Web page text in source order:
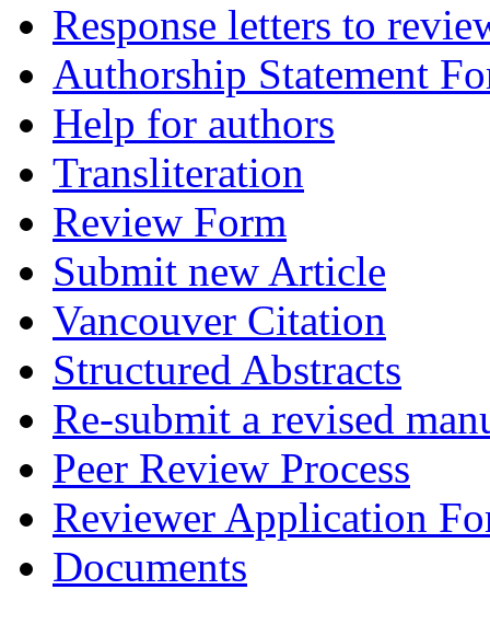
Response letters to
Authorship Statement
Help for authors
Transliteration
Review Form
Submit new Article
Vancouver Citation
Structured Abstracts
Re-submit a revised
Peer Review Process
Reviewer Application
Documents